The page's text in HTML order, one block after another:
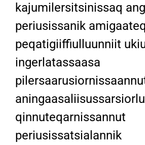
kajumilersitsinissaq
periusissanik
peqatigiiffiulluunniit
ingerlatassaasa
qinnuteqarnissannut
periusissatsialannik